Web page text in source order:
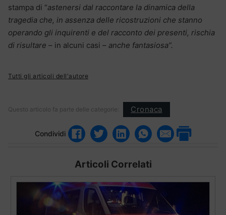
stampa di “astenersi dal raccontare la dinamica della
tragedia che, in assenza delle ricostruzioni che stanno
operando gli inquirenti e del racconto dei presenti, rischia
di risultare – in alcuni casi – anche fantasiosa”.
Tutti gli articoli dell'autore
Questo articolo fa parte delle categorie: Cronaca
Condividi
Articoli Correlati